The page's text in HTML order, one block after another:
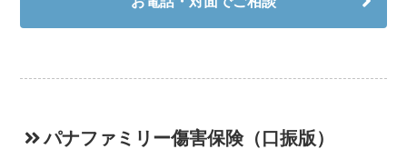
パナファミリー傷害保険（口振版）